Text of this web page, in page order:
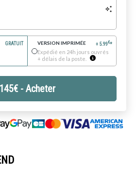
GRATUIT VERSION IMPRIMÉE + 5.99€*
Expédié en 24h jours ouvrés
+ délais de la poste.
145€ - Acheter